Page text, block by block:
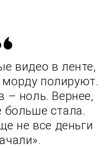
видео в ленте,
морду полируют.
– ноль. Вернее,
стала.
не все деньги